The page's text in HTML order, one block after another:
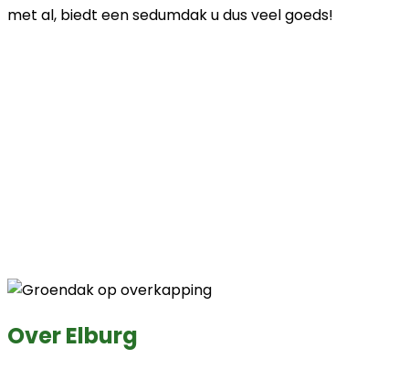
met al, biedt een sedumdak u dus veel goeds!
Over Elburg